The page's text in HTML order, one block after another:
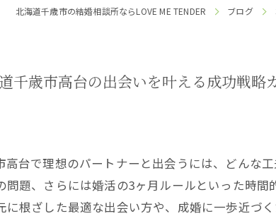
北海道千歳市の結婚相談所ならLOVE ME TENDER ブログ
千歳市高台の出会いを叶える成功戦略
台で理想のパートナーと出会うには、どんな
題、さらには婚活の3ヶ月ルールといった時
根ざした最適な出会い方や、成婚に一歩近づ